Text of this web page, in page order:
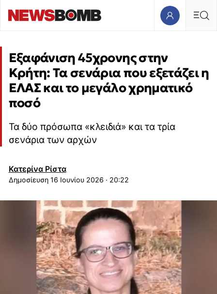
Εξαφάνιση 45χρονης στην
Κρήτη: Τα σενάρια που εξετάζει η
ΕΛΑΣ και το μεγάλο χρηματικό
ποσό
Τα δύο πρόσωπα «κλειδιά» και τα τρία
σενάρια των αρχών
Κατερίνα Ρίστα
16 Ιουνίου 2026 · 20:22